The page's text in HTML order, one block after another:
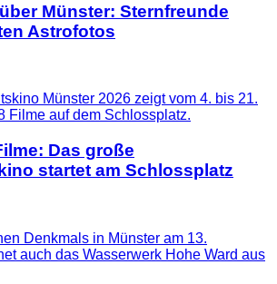
Münster: Sternfreunde
Astrofotos
Das große
startet am Schlossplatz